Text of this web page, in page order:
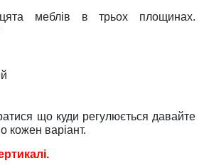
меблів в трьох площинах.
що куди регулюється давайте
кожен варіант.